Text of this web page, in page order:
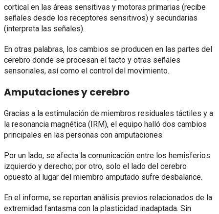
cortical en las áreas sensitivas y motoras primarias (recibe
señales desde los receptores sensitivos) y secundarias
(interpreta las señales).
En otras palabras, los cambios se producen en las partes del
cerebro donde se procesan el tacto y otras señales
sensoriales, así como el control del movimiento.
Amputaciones y cerebro
Gracias a la estimulación de miembros residuales táctiles y a
la resonancia magnética (IRM), el equipo halló dos cambios
principales en las personas con amputaciones:
Por un lado, se afecta la comunicación entre los hemisferios
izquierdo y derecho; por otro, solo el lado del cerebro
opuesto al lugar del miembro amputado sufre desbalance.
En el informe, se reportan análisis previos relacionados de la
extremidad fantasma con la plasticidad inadaptada. Sin